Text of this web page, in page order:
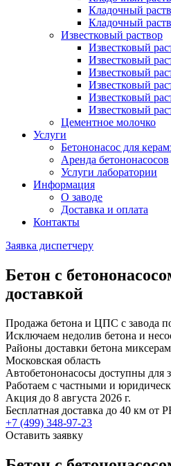
Кладочный
Кладочный
Известковый раствор
Известковый
Известковый
Известковый
Известковый
Известковый
Известковый
Цементное молочко
Услуги
Бетононасос для
Аренда бетононасосов
Услуги лаборатории
Информация
О заводе
Доставка и оплата
Контакты
Заявка диспетчеру
Бетон с
доставкой
Продажа бетона и ЦПС с завода
Исключаем недолив бетона и
Районы доставки бетона
Московская область
Автобетононасосы доступны для
Работаем с частными и
Акция до 8 августа 2026 г.
Бесплатная доставка до 40 км от
+7 (499) 348-97-23
Оставить заявку